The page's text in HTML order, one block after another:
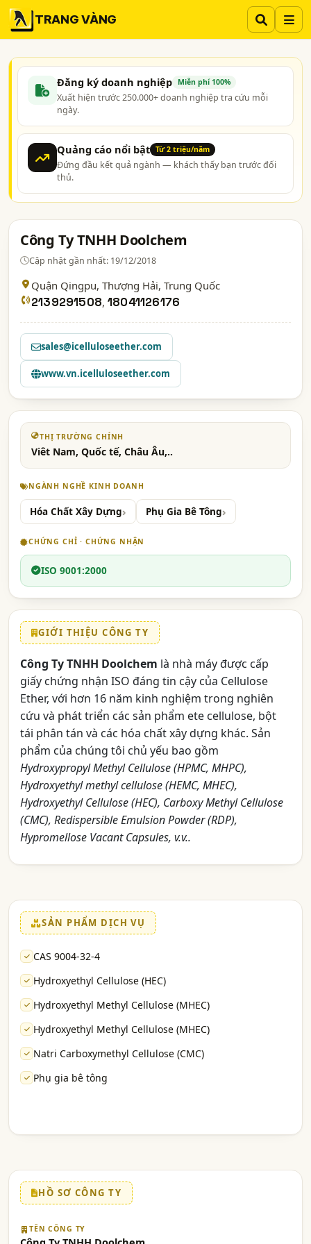
TRANG VÀNG
Đăng ký doanh nghiệp Miễn phí 100%
Xuất hiện trước 250.000+ doanh nghiệp tra cứu mỗi
ngày.
Quảng cáo nổi bật Từ 2 triệu/năm
Đứng đầu kết quả ngành — khách thấy bạn trước đối
thủ.
Công Ty TNHH Doolchem
Cập nhật gần nhất: 19/12/2018
Quận Qingpu, Thượng Hải, Trung Quốc
2139291508, 18041126176
sales@icelluloseether.com
www.vn.icelluloseether.com
THỊ TRƯỜNG CHÍNH
Viêt Nam, Quốc tế, Châu Âu,..
NGÀNH NGHỀ KINH DOANH
Hóa Chất Xây Dựng Phụ Gia Bê Tông
CHỨNG CHỈ · CHỨNG NHẬN
ISO 9001:2000
GIỚI THIỆU CÔNG TY
Công Ty TNHH Doolchem là nhà máy được cấp
giấy chứng nhận ISO đáng tin cậy của Cellulose
Ether, với hơn 16 năm kinh nghiệm trong nghiên
cứu và phát triển các sản phẩm ete cellulose, bột
tái phân tán và các hóa chất xây dựng khác. Sản
phẩm của chúng tôi chủ yếu bao gồm
Hydroxypropyl Methyl Cellulose (HPMC, MHPC),
Hydroxyethyl methyl cellulose (HEMC, MHEC),
Hydroxyethyl Cellulose (HEC), Carboxy Methyl Cellulose
(CMC), Redispersible Emulsion Powder (RDP),
Hypromellose Vacant Capsules, v.v..
SẢN PHẨM DỊCH VỤ
CAS 9004-32-4
Hydroxyethyl Cellulose (HEC)
Hydroxyethyl Methyl Cellulose (MHEC)
Hydroxyethyl Methyl Cellulose (MHEC)
Natri Carboxymethyl Cellulose (CMC)
Phụ gia bê tông
HỒ SƠ CÔNG TY
TÊN CÔNG TY